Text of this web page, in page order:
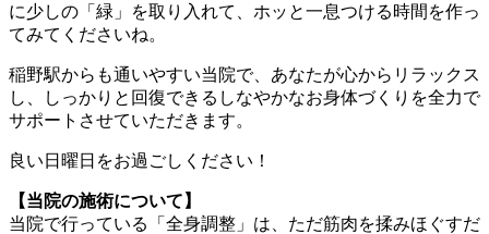
に少しの「緑」を取り入れて、ホッと一息つける時間を作っ
てみてくださいね。
稲野駅からも通いやすい当院で、あなたが心からリラックス
し、しっかりと回復できるしなやかなお身体づくりを全力で
サポートさせていただきます。
良い日曜日をお過ごしください！
【当院の施術について】
当院で行っている「全身調整」は、ただ筋肉を揉みほぐすだ